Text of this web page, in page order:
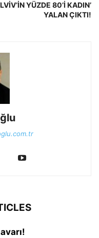
YÜZDE 80’İ KADIN’
YALAN ÇIKTI!